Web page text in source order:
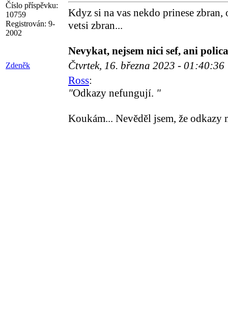
Číslo příspěvku:
10759
Registrován: 9-
2002
Kdyz si na vas nekdo prinese zbran,
vetsi zbran...
Nevykat, nejsem nici sef, ani
Zdeněk Čtvrtek, 16. března 2023 - 01:40:36
Ross:
"Odkazy nefungují. "
Koukám... Nevěděl jsem, že odkazy